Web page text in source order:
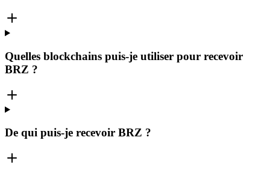
Quelles blockchains puis-je utiliser pour recevoir
BRZ ?
De qui puis-je recevoir BRZ ?